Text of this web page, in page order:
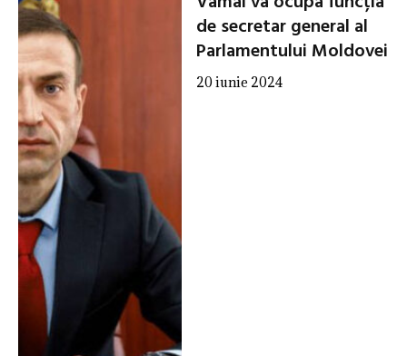
de secretar general al
Parlamentului Moldovei
20 iunie 2024